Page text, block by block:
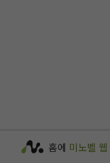
홈에 미노벨 웹